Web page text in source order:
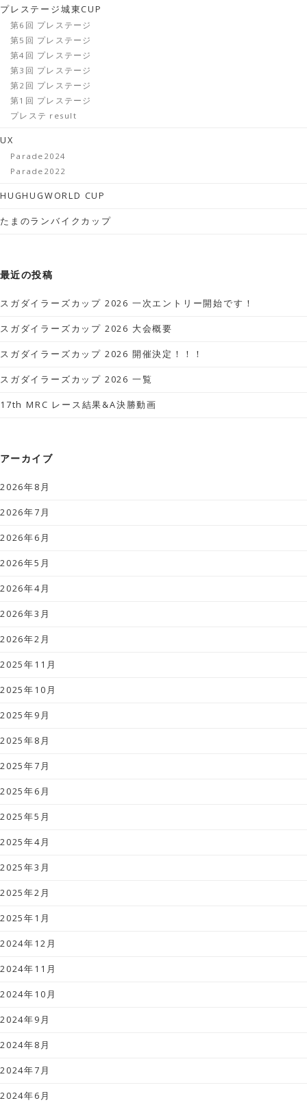
プレステージ城東CUP
第6回 プレステージ
第5回 プレステージ
第4回 プレステージ
第3回 プレステージ
第2回 プレステージ
第1回 プレステージ
プレステ result
UX
Parade2024
Parade2022
HUGHUGWORLD CUP
たまのランバイクカップ
最近の投稿
スガダイラーズカップ 2026 一次エントリー開始です！
スガダイラーズカップ 2026 大会概要
スガダイラーズカップ 2026 開催決定！！！
スガダイラーズカップ 2026 一覧
17th MRC レース結果&A決勝動画
アーカイブ
2026年8月
2026年7月
2026年6月
2026年5月
2026年4月
2026年3月
2026年2月
2025年11月
2025年10月
2025年9月
2025年8月
2025年7月
2025年6月
2025年5月
2025年4月
2025年3月
2025年2月
2025年1月
2024年12月
2024年11月
2024年10月
2024年9月
2024年8月
2024年7月
2024年6月